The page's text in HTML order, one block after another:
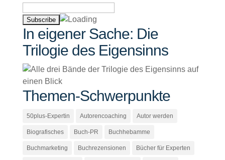
In eigener Sache: Die
Trilogie des Eigensinns
Themen-Schwerpunkte
50plus-Expertin Autorencoaching Autor werden
Biografisches Buch-PR Buchhebamme
Buchmarketing Buchrezensionen Bücher für Experten